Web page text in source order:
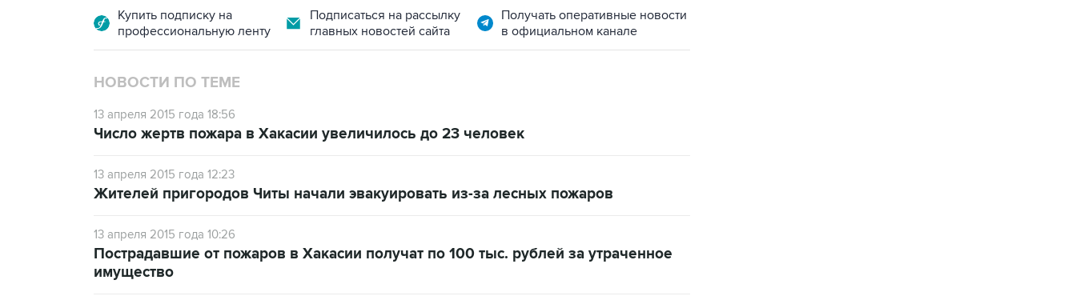
Купить подписку на
профессиональную ленту
Подписаться на рассылку
главных новостей сайта
Получать оперативные новости
в официальном канале
НОВОСТИ ПО ТЕМЕ
13 апреля 2015 года 18:56
Число жертв пожара в Хакасии увеличилось до 23 человек
13 апреля 2015 года 12:23
Жителей пригородов Читы начали эвакуировать из-за лесных пожаров
13 апреля 2015 года 10:26
Пострадавшие от пожаров в Хакасии получат по 100 тыс. рублей за утраченное
имущество